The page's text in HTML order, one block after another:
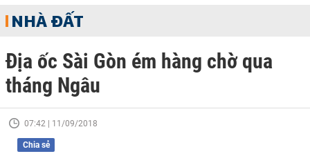
NHÀ ĐẤT
Địa ốc Sài Gòn ém hàng chờ qua
tháng Ngâu
07:42 | 11/09/2018
Chia sẻ